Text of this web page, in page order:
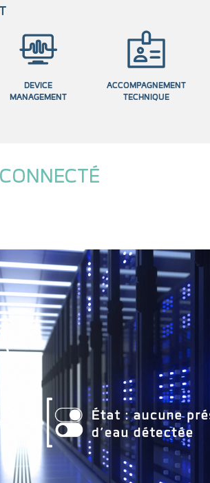
DEVICE
MANAGEMENT
ACCOMPAGNEMENT
TECHNIQUE